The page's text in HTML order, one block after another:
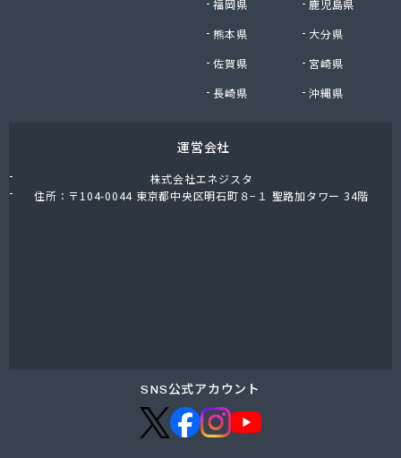
福岡県
鹿児島県
熊本県
大分県
佐賀県
宮崎県
長崎県
沖縄県
運営会社
株式会社エネジスタ
住所：〒104-0044 東京都中央区明石町８−１ 聖路加タワー 34階
SNS公式アカウント